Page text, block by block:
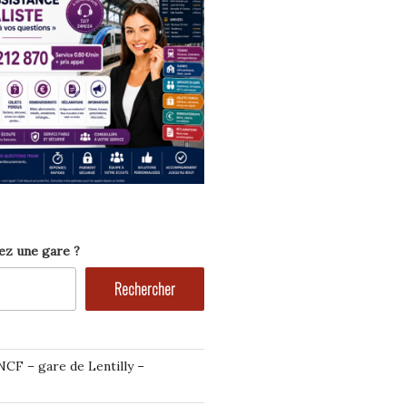
une gare ?
Rechercher
– gare de Lentilly –